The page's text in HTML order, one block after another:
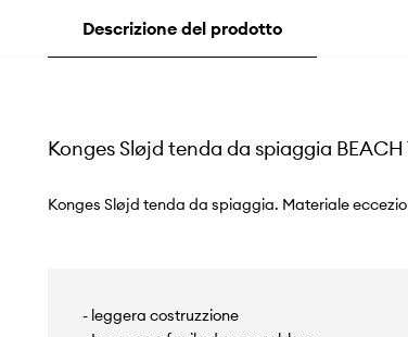
Descrizione del prodotto
Konges Sløjd tenda da spiaggia BEACH
Konges Sløjd tenda da spiaggia. Materiale
- leggera costruzzione